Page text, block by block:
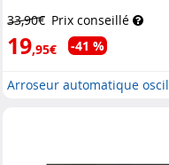
33,90€ Prix conseillé
19,95€ -41 %
Arroseur automatique